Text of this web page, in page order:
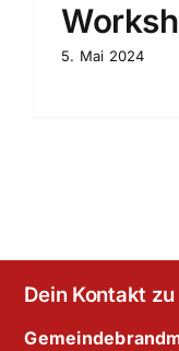
5. Mai 2024
Dein Kontakt zu